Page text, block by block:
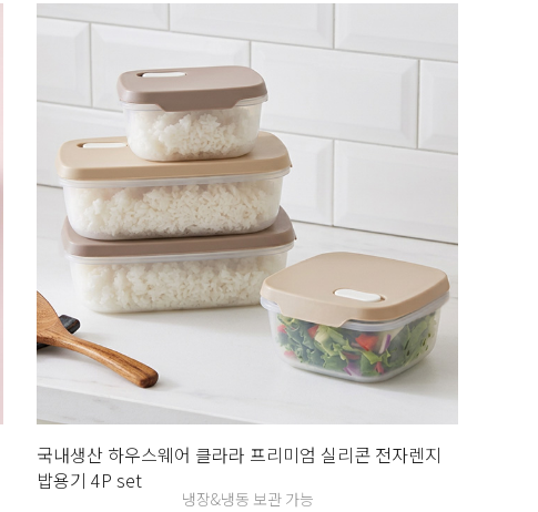
국내생산 하우스웨어 클라라 프리미엄 실리콘 전자렌지
밥용기 4P set
냉장&냉동 보관 가능